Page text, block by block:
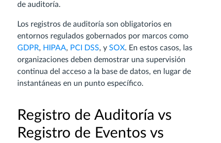
de auditoría.
Los registros de auditoría son obligatorios en
entornos regulados gobernados por marcos como
GDPR, HIPAA, PCI DSS, y SOX. En estos casos, las
organizaciones deben demostrar una supervisión
continua del acceso a la base de datos, en lugar de
instantáneas en un punto específico.
Registro de Auditoría vs
Registro de Eventos vs